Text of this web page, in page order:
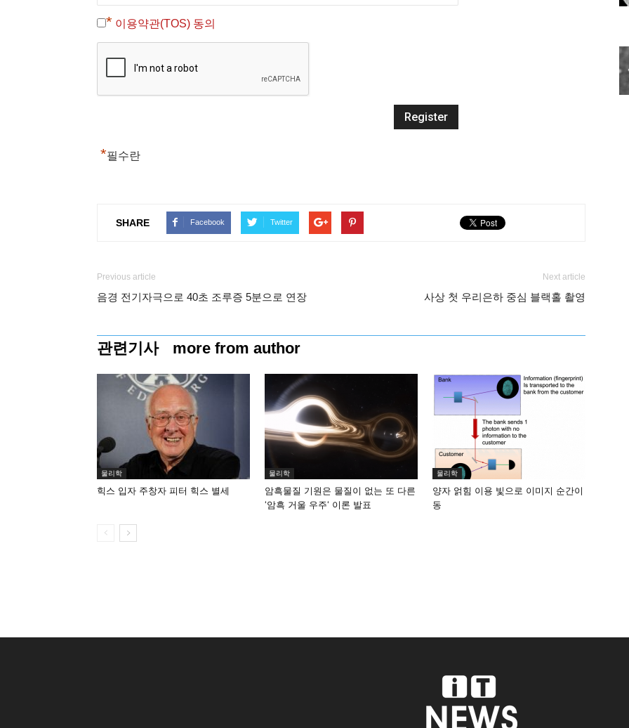
* 이용약관(TOS) 동의
*필수란
SHARE Facebook Twitter
Previous article
음경 전기자극으로 40초 조루증 5분으로 연장
Next article
사상 첫 우리은하 중심 블랙홀 촬영
관련기사 more from author
물리학
힉스 입자 주창자 피터 힉스 별세
물리학
암흑물질 기원은 물질이 없는 또 다른
‘암흑 거울 우주‘ 이론 발표
물리학
양자 얽힘 이용 빛으로 이미지 순간이
동